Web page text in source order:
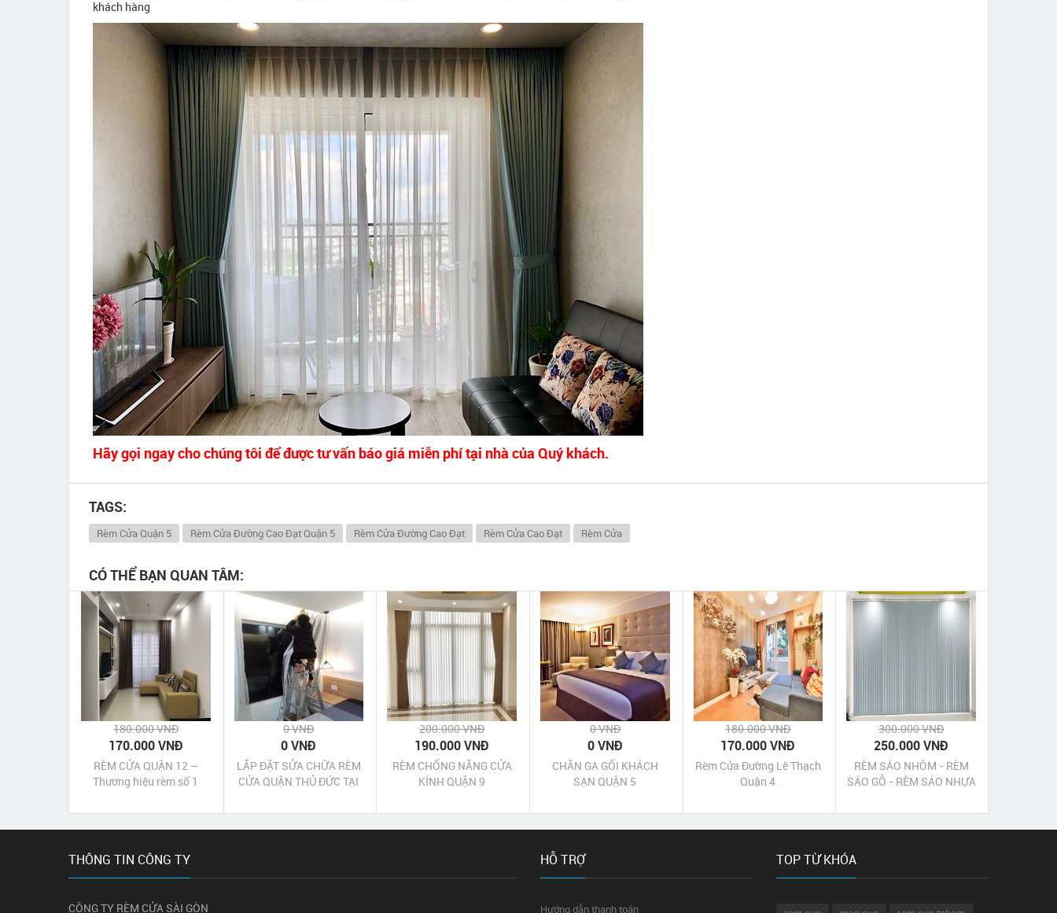
khách hàng
Hãy gọi ngay cho chúng tôi để được tư vấn báo giá miễn phí tại nhà của Quý khách.
TAGS:
Rèm Cửa Quận 5 Rèm Cửa Đường Cao Đạt Quận 5 Rèm Cửa Đường Cao Đạt Rèm Cửa Cao Đạt Rèm Cửa
CÓ THỂ BẠN QUAN TÂM:
180.000 VNĐ
170.000 VNĐ
RÈM CỬA QUẬN 12 –
Thương hiệu rèm số 1
0 VNĐ
0 VNĐ
LẮP ĐẶT SỬA CHỮA RÈM
CỬA QUẬN THỦ ĐỨC TẠI
200.000 VNĐ
190.000 VNĐ
RÈM CHỐNG NẮNG CỬA
KÍNH QUẬN 9
0 VNĐ
0 VNĐ
CHĂN GA GỐI KHÁCH
SẠN QUẬN 5
180.000 VNĐ
170.000 VNĐ
Rèm Cửa Đường Lê Thạch
Quận 4
300.000 VNĐ
250.000 VNĐ
RÈM SÁO NHÔM - RÈM
SÁO GỖ - RÈM SÁO NHỰA
THÔNG TIN CÔNG TY
CÔNG TY RÈM CỬA SÀI GÒN
HỖ TRỢ
Hướng dẫn thanh toán
TOP TỪ KHÓA